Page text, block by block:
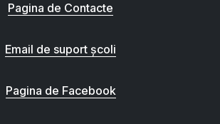
Pagina de Contacte
Email de suport școli
Pagina de Facebook